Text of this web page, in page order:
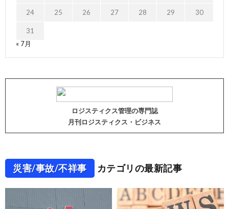
24 25 26 27 28 29 30
31
« 7月
ロジスティクス管理の専門誌
月刊ロジスティクス・ビジネス
災害/事故/不祥事 カテゴリの最新記事